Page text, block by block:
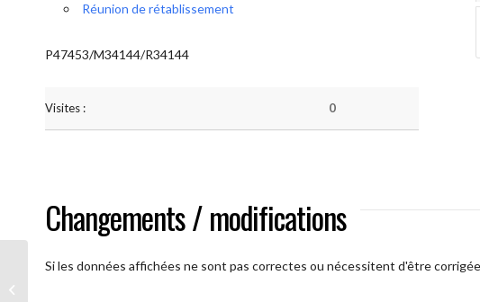
Réunion de rétablissement
P47453/M34144/R34144
Visites : 0
Changements / modifications
Si les données affichées ne sont pas correctes ou nécessitent d'être